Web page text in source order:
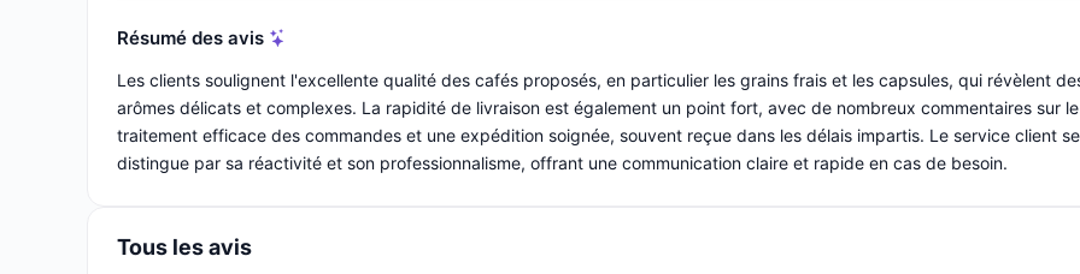
Résumé des avis
Les clients soulignent l'excellente qualité des cafés proposés, en particulier les grains frais et les capsules, qui révèlent
arômes délicats et complexes. La rapidité de livraison est également un point fort, avec de nombreux commentaires sur le
traitement efficace des commandes et une expédition soignée, souvent reçue dans les délais impartis. Le service client se
distingue par sa réactivité et son professionnalisme, offrant une communication claire et rapide en cas de besoin.
Tous les avis